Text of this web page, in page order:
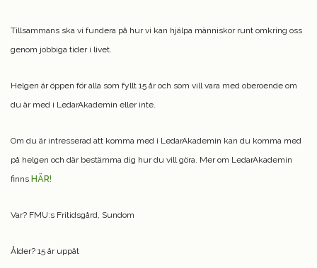
Tillsammans ska vi fundera på hur vi kan hjälpa människor runt omkring oss
genom jobbiga tider i livet.
Helgen är öppen för alla som fyllt 15 år och som vill vara med oberoende om
du är med i LedarAkademin eller inte.
Om du är intresserad att komma med i LedarAkademin kan du komma med
på helgen och där bestämma dig hur du vill göra. Mer om LedarAkademin
finns HÄR!
Var? FMU:s Fritidsgård, Sundom
Ålder? 15 år uppåt